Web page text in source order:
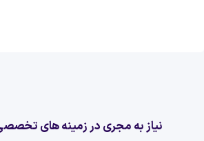
نیاز به مجری در زمینه های